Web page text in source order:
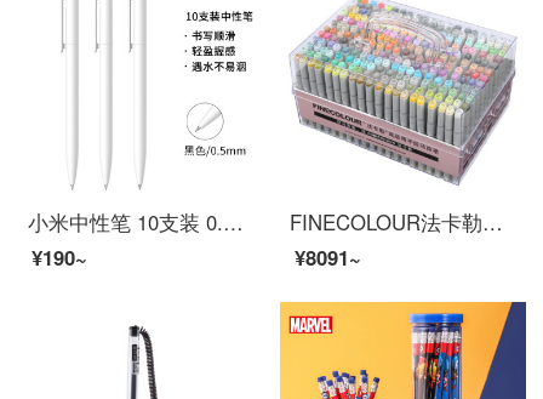
小米中性笔 10支装 0.5mm 商务办公学生中性笔会议笔
¥190~
FINECOLOUR法卡勒马克笔软头一代二代三代四代平面绘画动漫标准手绘设计120色240色套装 一代全套240色亚克力笔盒装
¥8091~